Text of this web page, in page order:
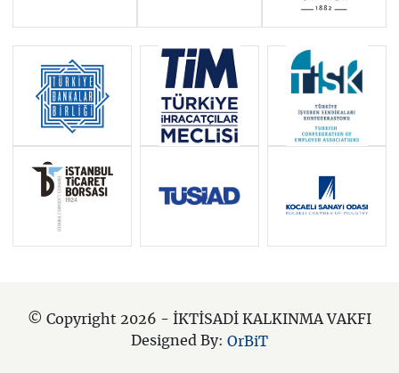
© Copyright 2026 - İKTİSADİ KALKINMA VAKFI
Designed By: OrBiT